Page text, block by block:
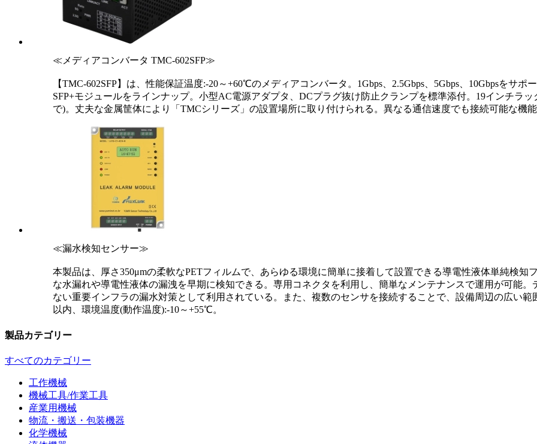
≪メディアコンバータ TMC-602SFP≫
【TMC-602SFP】は、性能保証温度:-20～+60℃のメディアコンバータ。1Gbps、2.5Gbps、5Gbps、10Gbpsをサ
SFP+モジュールをラインナップ。小型AC電源アダプタ、DCプラグ抜け防止クランプを標準添付。19インチラ
で)。丈夫な金属筐体により「TMCシリーズ」の設置場所に取り付けられる。異なる通信速度でも接続可能な機能
≪漏水検知センサー≫
本製品は、厚さ350μmの柔軟なPETフィルムで、あらゆる環境に簡単に接着して設置できる導電性液体単純検
な水漏れや導電性液体の漏洩を早期に検知できる。専用コネクタを利用し、簡単なメンテナンスで運用が可能
ない重要インフラの漏水対策として利用されている。また、複数のセンサを接続することで、設備周辺の広い
以内、環境温度(動作温度):-10～+55℃。
製品カテゴリー
すべてのカテゴリー
工作機械
機械工具/作業工具
産業用機械
物流・搬送・包装機器
化学機械